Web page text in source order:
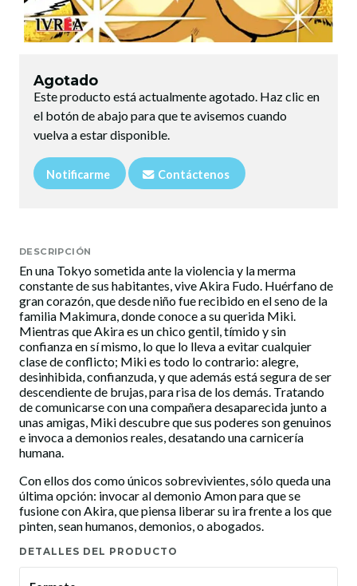
Agotado
Este producto está actualmente agotado. Haz clic en
el botón de abajo para que te avisemos cuando
vuelva a estar disponible.
Notificarme Contáctenos
DESCRIPCIÓN
En una Tokyo sometida ante la violencia y la merma
constante de sus habitantes, vive Akira Fudo. Huérfano de
gran corazón, que desde niño fue recibido en el seno de la
familia Makimura, donde conoce a su querida Miki.
Mientras que Akira es un chico gentil, tímido y sin
confianza en sí mismo, lo que lo lleva a evitar cualquier
clase de conflicto; Miki es todo lo contrario: alegre,
desinhibida, confianzuda, y que además está segura de ser
descendiente de brujas, para risa de los demás. Tratando
de comunicarse con una compañera desaparecida junto a
unas amigas, Miki descubre que sus poderes son genuinos
e invoca a demonios reales, desatando una carnicería
humana.
Con ellos dos como únicos sobrevivientes, sólo queda una
última opción: invocar al demonio Amon para que se
fusione con Akira, que piensa liberar su ira frente a los que
pinten, sean humanos, demonios, o abogados.
DETALLES DEL PRODUCTO